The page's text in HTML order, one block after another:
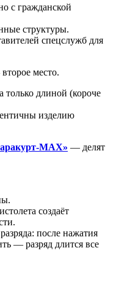
с гражданской
структуры.
спецслужб для
место.
только длиной (короче
изделию
MAX» — делят
создаёт
после нажатия
— разряд длится все